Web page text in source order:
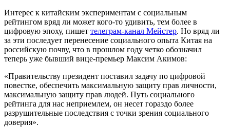
Интерес к китайским экспериментам с социальным
рейтингом вряд ли может кого-то удивить, тем более в
цифровую эпоху, пишет телеграм-канал Мейстер. Но вряд ли
за эти последует перенесение социального опыта Китая на
российскую почву, что в прошлом году четко обозначил
теперь уже бывший вице-премьер Максим Акимов:
«Правительству президент поставил задачу по цифровой
повестке, обеспечить максимальную защиту прав личности,
максимальную защиту прав людей. Путь социального
рейтинга для нас неприемлем, он несет гораздо более
разрушительные последствия с точки зрения социального
доверия».